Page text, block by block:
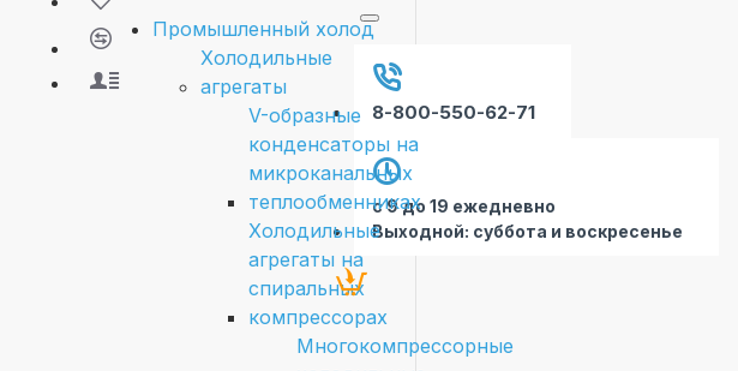
8-800-550-62-71
с 9 до 19 ежедневно
Выходной: суббота и воскресенье
Промышленный холод
Холодильные
агрегаты
V-образные
конденсаторы на
микроканальных
теплообменниках
Холодильные
агрегаты на
спиральных
компрессорах
Многокомпрессорные